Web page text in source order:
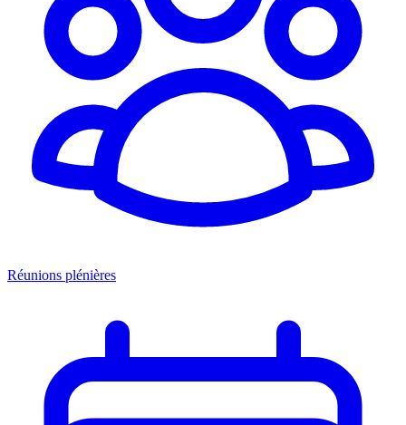
Réunions plénières